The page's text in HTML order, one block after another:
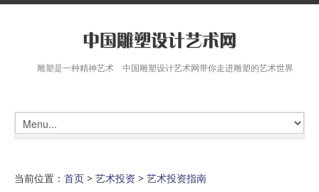
雕塑是一种精神艺术 中国雕塑设计艺术网带你走进雕塑的艺术世界
当前位置： 首页 > 艺术投资 > 艺术投资指南